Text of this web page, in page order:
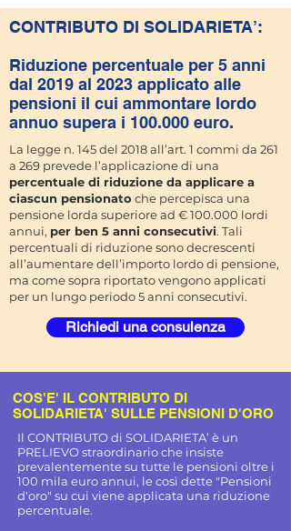
CONTRIBUTO DI SOLIDARIETA’:
Riduzione percentuale per 5 anni
dal 2019 al 2023 applicato alle
pensioni il cui ammontare lordo
annuo supera i 100.000 euro.
La legge n. 145 del 2018 all’art. 1 commi da 261
a 269 prevede l’applicazione di una
percentuale di riduzione da applicare a
ciascun pensionato che percepisca una
pensione lorda superiore ad € 100.000 lordi
annui, per ben 5 anni consecutivi. Tali
percentuali di riduzione sono decrescenti
all’aumentare dell’importo lordo di pensione,
ma come sopra riportato vengono applicati
per un lungo periodo 5 anni consecutivi.
Richiedi una consulenza
COS'E' IL CONTRIBUTO DI
SOLIDARIETA' SULLE PENSIONI D'ORO
Il CONTRIBUTO di SOLIDARIETA’ è un
PRELIEVO straordinario che insiste
prevalentemente su tutte le pensioni oltre i
100 mila euro annui, le così dette "Pensioni
d'oro" su cui viene applicata una riduzione
percentuale.